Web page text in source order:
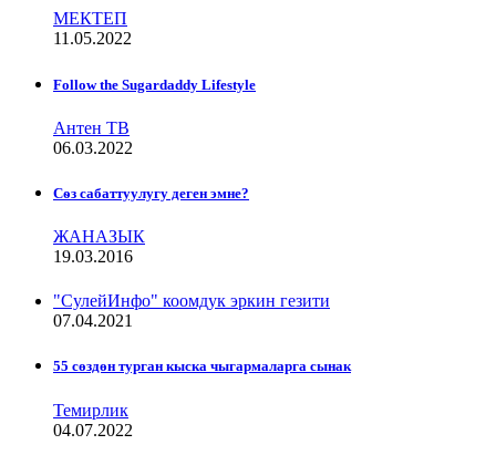
МЕКТЕП
11.05.2022
Follow the Sugardaddy Lifestyle
Антен ТВ
06.03.2022
Сѳз сабаттуулугу деген эмне?
ЖАНАЗЫК
19.03.2016
"СулейИнфо" коомдук эркин гезити
07.04.2021
55 сөздөн турган кыска чыгармаларга сынак
Темирлик
04.07.2022